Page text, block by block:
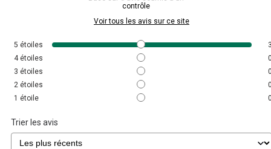
contrôle
Voir tous les avis sur ce site
5 étoiles
4 étoiles
3 étoiles
2 étoiles
1 étoile
Trier les avis